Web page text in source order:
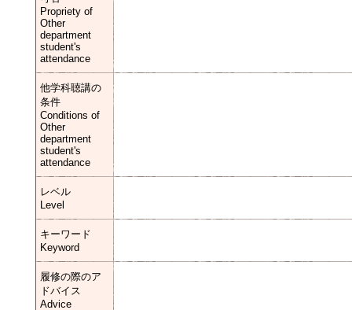
Propriety of
Other
department
student's
attendance
他学科聴講の
条件
Conditions of
Other
department
student's
attendance
レベル
Level
キーワード
Keyword
履修の際のア
ドバイス
Advice